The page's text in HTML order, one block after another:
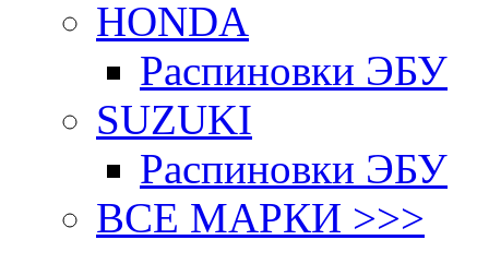
HONDA
Распиновки ЭБУ
SUZUKI
Распиновки ЭБУ
ВСЕ МАРКИ >>>